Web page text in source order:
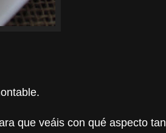
que veáis con qué aspecto tan